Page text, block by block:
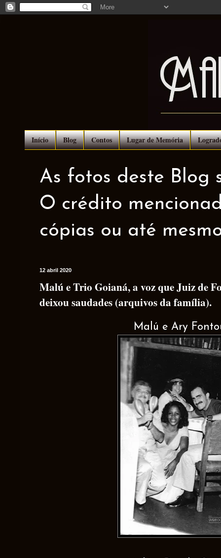
Início Blog Contos Lugar de Memória
As fotos deste Blog
O crédito
cópias ou até
12 abril 2020
Malú e Trio Goianá, a voz que Juiz de
deixou saudades (arquivos da família).
Malú e Ary